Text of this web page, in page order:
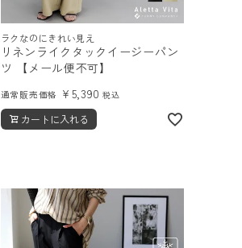
ラクなのにきれい見え
リネンライクタックイージーパン
ツ 【メール便不可】
通常販売価格 ¥ 5,390 税込
カートに入れる